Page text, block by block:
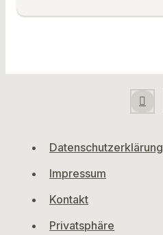
Datenschutzerklärung
Impressum
Kontakt
Privatsphäre